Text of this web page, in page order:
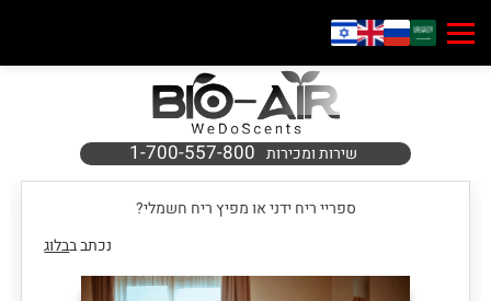
שירות ומכירות 1-700-557-800
ספריי ריח ידני או מפיץ ריח חשמלי?
נכתב בבלוג